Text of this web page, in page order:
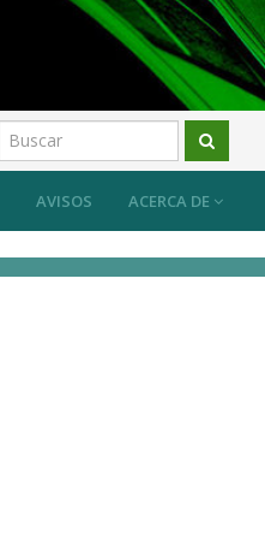
AVISOS ACERCA DE